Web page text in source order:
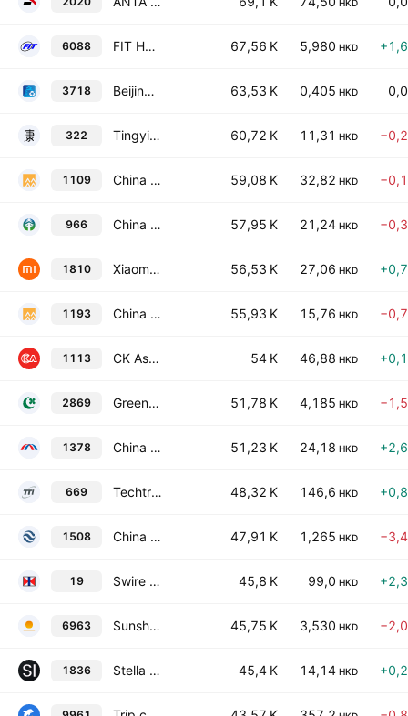
HKD
6088 FIT Hon Teng Limited 67,56 K 5,980 HKD
3718 Beijing Enterprises Urban Resources Group Ltd. 63,53 K 0,405 HKD
322 Tingyi (Cayman Islands) Holding Corp. 60,72 K 11,31 HKD
1109 China Resources Land Limited 59,08 K 32,82 HKD
966 China Taiping Insurance Holdings Co., Ltd. 57,95 K 21,24 HKD
1810 Xiaomi Corporation Class B 56,53 K 27,06 HKD
1193 China Resources Gas Group Limited 55,93 K 15,76 HKD
1113 CK Asset Holdings Limited 54 K 46,88 HKD
2869 Greentown Service Group Co. Ltd. 51,78 K 4,185 HKD
1378 China Hongqiao Group Ltd. 51,23 K 24,18 HKD
669 Techtronic Industries Co., Ltd. 48,32 K 146,6 HKD
1508 China Reinsurance (Group) Corp. Class H 47,91 K 1,265 HKD
19 Swire Pacific Limited Class A 45,8 K 99,0 HKD
6963 Sunshine Insurance Group Co. Ltd. 45,75 K 3,530 HKD
1836 Stella International Holdings Limited 45,4 K 14,14 HKD